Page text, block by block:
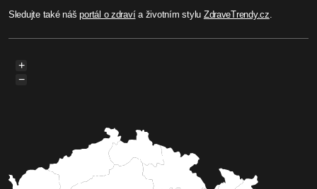
Sledujte také nášportál o zdravía životním stylu ZdraveTrendy.cz
+
−